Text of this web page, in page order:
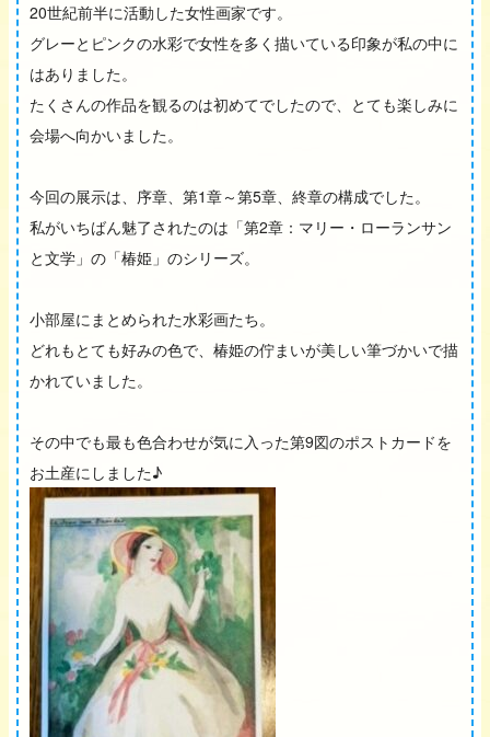
20世紀前半に活動した女性画家です。
グレーとピンクの水彩で女性を多く描いている印象が私の中に
はありました。
たくさんの作品を観るのは初めてでしたので、とても楽しみに
会場へ向かいました。
今回の展示は、序章、第1章～第5章、終章の構成でした。
私がいちばん魅了されたのは「第2章：マリー・ローランサン
と文学」の「椿姫」のシリーズ。
小部屋にまとめられた水彩画たち。
どれもとても好みの色で、椿姫の佇まいが美しい筆づかいで描
かれていました。
その中でも最も色合わせが気に入った第9図のポストカードを
お土産にしました♪